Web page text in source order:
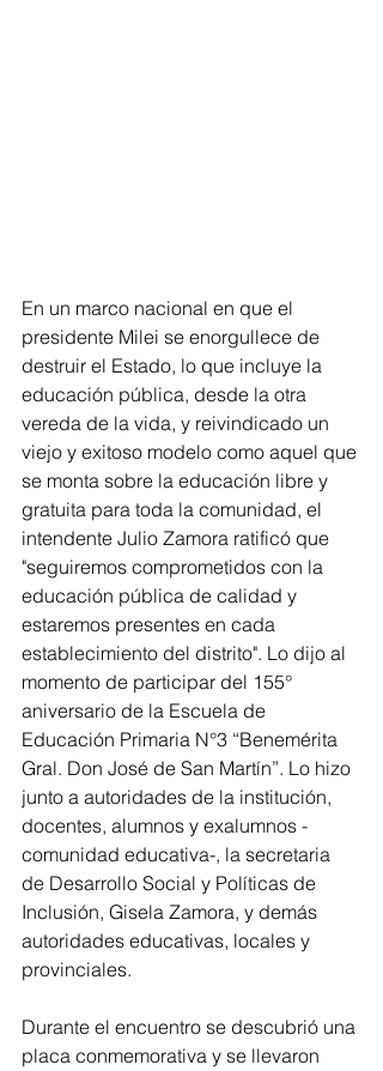
En un marco nacional en que el
presidente Milei se enorgullece de
destruir el Estado, lo que incluye la
educación pública, desde la otra
vereda de la vida, y reivindicado un
viejo y exitoso modelo como aquel que
se monta sobre la educación libre y
gratuita para toda la comunidad, el
intendente Julio Zamora ratificó que
"seguiremos comprometidos con la
educación pública de calidad y
estaremos presentes en cada
establecimiento del distrito". Lo dijo al
momento de participar del 155°
aniversario de la Escuela de
Educación Primaria N°3 “Benemérita
Gral. Don José de San Martín”. Lo hizo
junto a autoridades de la institución,
docentes, alumnos y exalumnos -
comunidad educativa-, la secretaria
de Desarrollo Social y Políticas de
Inclusión, Gisela Zamora, y demás
autoridades educativas, locales y
provinciales.
Durante el encuentro se descubrió una
placa conmemorativa y se llevaron